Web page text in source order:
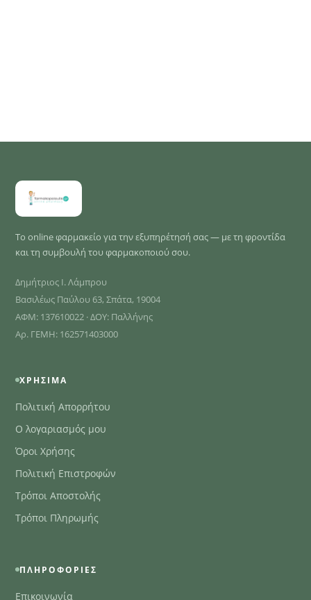
Το online φαρμακείο για την εξυπηρέτησή σας — με τη φροντίδα
και τη συμβουλή του φαρμακοποιού σου.
Δημήτριος Ι. Λάμπρου
Βασιλέως Παύλου 63, Σπάτα, 19004
ΑΦΜ: 137610022 · ΔΟΥ: Παλλήνης
Αρ. ΓΕΜΗ: 162571403000
ΧΡΉΣΙΜΑ
Πολιτική Απορρήτου
Ο λογαριασμός μου
Όροι Χρήσης
Πολιτική Επιστροφών
Τρόποι Αποστολής
Τρόποι Πληρωμής
ΠΛΗΡΟΦΟΡΊΕΣ
Επικοινωνία